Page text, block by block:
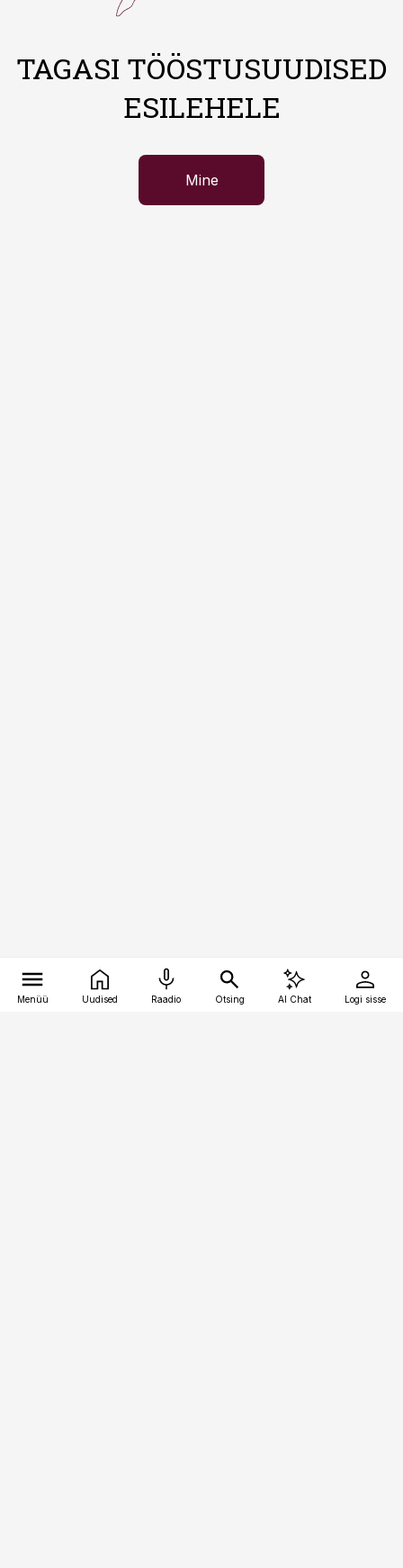
TAGASI TÖÖSTUSUUDISED
ESILEHELE
Mine
Menüü Uudised Raadio Otsing AI Chat Logi sisse